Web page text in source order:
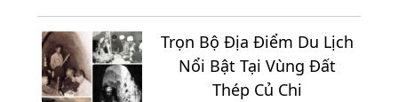
Ngày
2
Đêm
Giá
Nang
Di
Chuyển
Trọn Bộ Địa Điểm Du Lịch
Nổi Bật Tại Vùng Đất
Thép Củ Chi